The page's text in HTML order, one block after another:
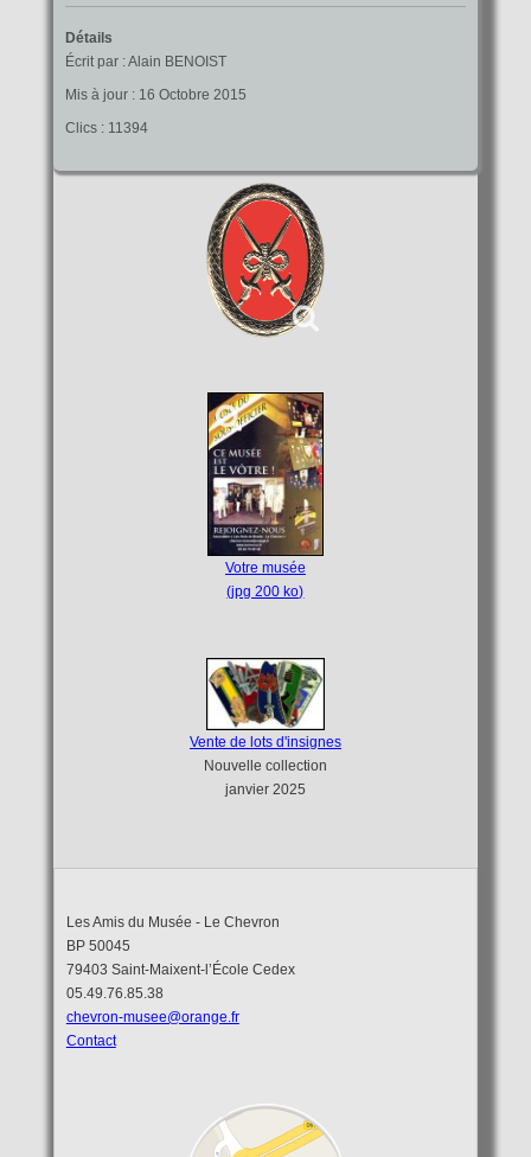
Détails
Écrit par :Alain BENOIST
Mis à jour : 16 Octobre 2015
Clics : 11394
Votre musée
(jpg 200 ko)
Vente de lots d'insignes
Nouvelle collection
janvier 2025
Les Amis du Musée - Le Chevron
BP 50045
79403 Saint-Maixent-l’École Cedex
05.49.76.85.38
chevron-musee@orange.fr
Contact